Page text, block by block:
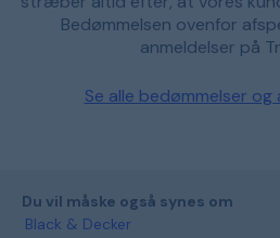
Bedømmelsen ovenfor
anmeldelser på
Se alle bedømmelser og
Du vil måske også synes om
Black & Decker